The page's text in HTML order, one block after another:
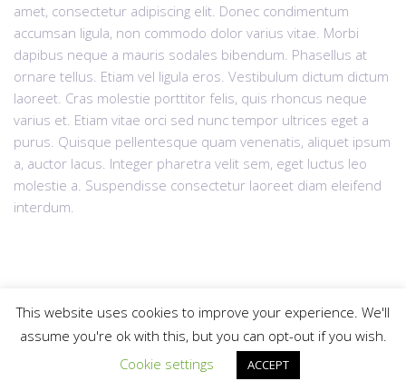
amet, consectetur adipiscing elit. Donec condimentum
accumsan ligula, non commodo dolor varius vitae. Morbi
dapibus neque a mauris sodales bibendum. Phasellus at
ornare tellus. Etiam vel ligula eros. Vestibulum dictum dictum
laoreet. Cras molestie porttitor felis, quis rhoncus neque
varius et. Etiam vitae orci sed nunc tempor ultrices eget a
purus. Quisque pellentesque quam venenatis, aliquet ipsum
a, auctor lacus. Integer pharetra velit sem, eget luctus leo
molestie a. Suspendisse consectetur laoreet diam eleifend
interdum.
© 2025krdzaliclaw.comAll rights reserved | Web Design "CanaC"
This website uses cookies to improve your experience. We'll
assume you're ok with this, but you can opt-out if you wish.
Cookie settings
ACCEPT